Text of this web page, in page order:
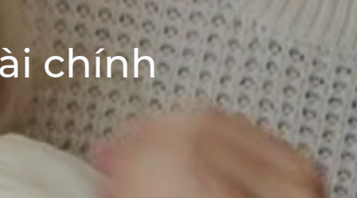
chính